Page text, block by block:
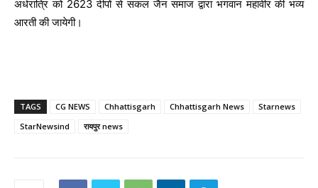
अर्धरात्रि को 2623 दीपों से सकल जैन समाज द्वारा भगवान महावीर की भव्य
आरती की जायेगी।
TAGS CG NEWS Chhattisgarh Chhattisgarh News
Starnews
StarNewsind
रायपुर news